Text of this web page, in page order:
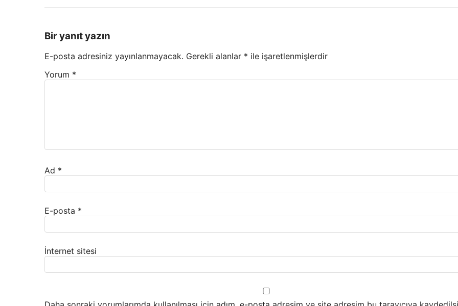
Bir yanıt yazın
E-posta adresiniz yayınlanmayacak. Gerekli alanlar * ile işaretlenmişlerdir
Yorum *
Ad *
E-posta *
İnternet sitesi